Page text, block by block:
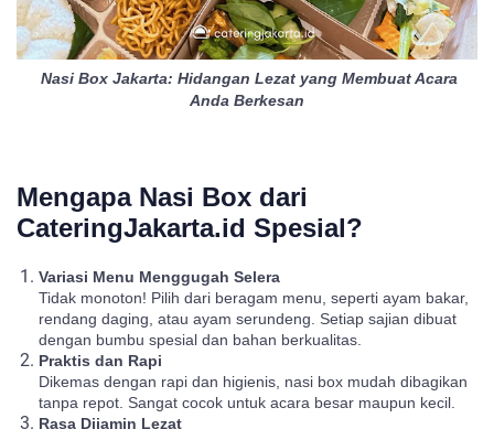
Nasi Box Jakarta: Hidangan Lezat yang Membuat Acara
Anda Berkesan
Mengapa Nasi Box dari
CateringJakarta.id Spesial?
Variasi Menu Menggugah Selera
Tidak monoton! Pilih dari beragam menu, seperti ayam bakar,
rendang daging, atau ayam serundeng. Setiap sajian dibuat
dengan bumbu spesial dan bahan berkualitas.
Praktis dan Rapi
Dikemas dengan rapi dan higienis, nasi box mudah dibagikan
tanpa repot. Sangat cocok untuk acara besar maupun kecil.
Rasa Dijamin Lezat